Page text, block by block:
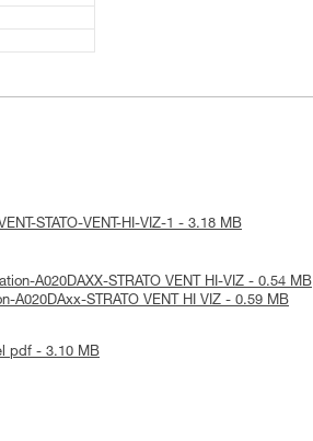
STATO-VENT-HI-VIZ-1 - 3.18 MB
A020DAXX-STRATO VENT HI-VIZ - 0.54 MB
A020DAxx-STRATO VENT HI VIZ - 0.59 MB
pdf - 3.10 MB